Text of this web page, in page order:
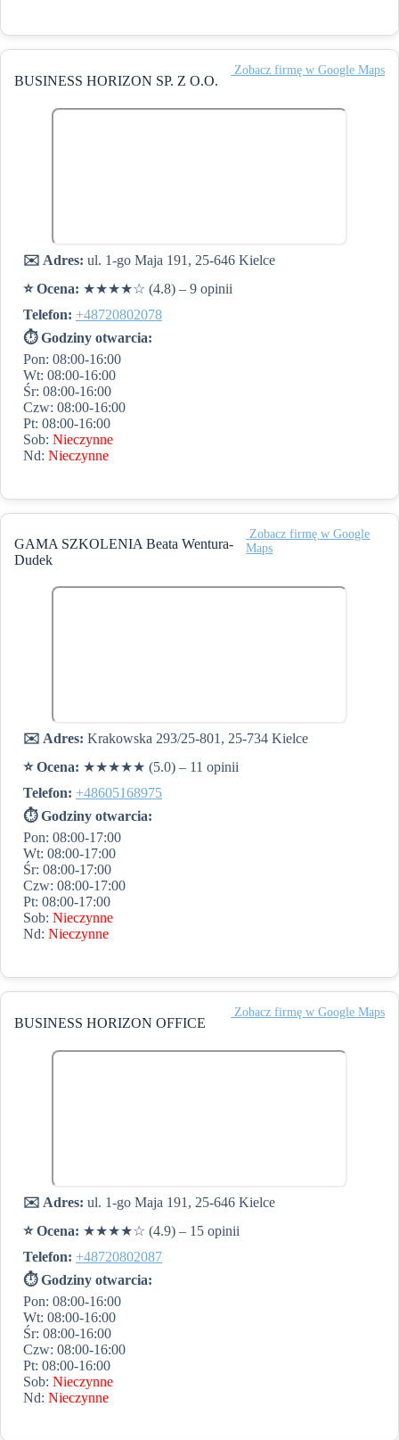
BUSINESS HORIZON SP. Z O.O.
️ Zobacz firmę w Google Maps
✉️ Adres: ul. 1-go Maja 191, 25-646 Kielce
⭐️ Ocena: ★★★★☆ (4.8) – 9 opinii
Telefon: +48720802078
⏱ Godziny otwarcia:
Pon: 08:00-16:00
Wt: 08:00-16:00
Śr: 08:00-16:00
Czw: 08:00-16:00
Pt: 08:00-16:00
Sob: Nieczynne
Nd: Nieczynne
GAMA SZKOLENIA Beata Wentura-
Dudek
️ Zobacz firmę w Google
Maps
✉️ Adres: Krakowska 293/25-801, 25-734 Kielce
⭐️ Ocena: ★★★★★ (5.0) – 11 opinii
Telefon: +48605168975
⏱ Godziny otwarcia:
Pon: 08:00-17:00
Wt: 08:00-17:00
Śr: 08:00-17:00
Czw: 08:00-17:00
Pt: 08:00-17:00
Sob: Nieczynne
Nd: Nieczynne
BUSINESS HORIZON OFFICE
️ Zobacz firmę w Google Maps
✉️ Adres: ul. 1-go Maja 191, 25-646 Kielce
⭐️ Ocena: ★★★★☆ (4.9) – 15 opinii
Telefon: +48720802087
⏱ Godziny otwarcia:
Pon: 08:00-16:00
Wt: 08:00-16:00
Śr: 08:00-16:00
Czw: 08:00-16:00
Pt: 08:00-16:00
Sob: Nieczynne
Nd: Nieczynne